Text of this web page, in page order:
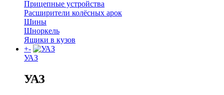
Прицепные устройства
Расширители колёсных арок
Шины
Шноркель
Ящики в кузов
+-
УАЗ
УАЗ